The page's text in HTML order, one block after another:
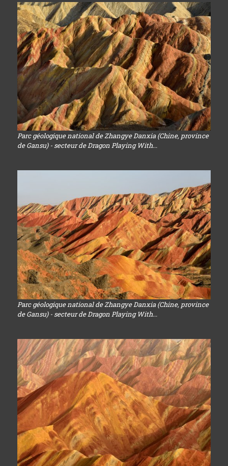
Parc géologique national de Zhangye Danxia (Chine, province
de Gansu) - secteur de Dragon Playing With...
Parc géologique national de Zhangye Danxia (Chine, province
de Gansu) - secteur de Dragon Playing With...